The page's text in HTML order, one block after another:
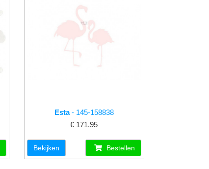
Esta- 145-158838
€ 171.95
Bekijken Bestellen